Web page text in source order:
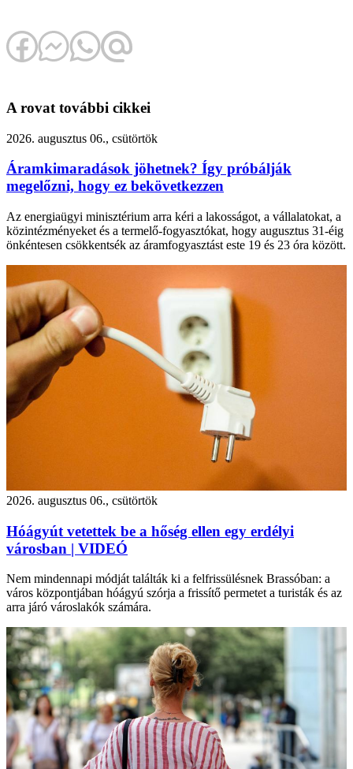
A rovat további cikkei
2026. augusztus 06., csütörtök
Áramkimaradások jöhetnek? Így próbálják
megelőzni, hogy ez bekövetkezzen
Az energiaügyi minisztérium arra kéri a lakosságot, a vállalatokat, a
közintézményeket és a termelő-fogyasztókat, hogy augusztus 31-éig
önkéntesen csökkentsék az áramfogyasztást este 19 és 23 óra között.
2026. augusztus 06., csütörtök
Hóágyút vetettek be a hőség ellen egy erdélyi
városban | VIDEÓ
Nem mindennapi módját találták ki a felfrissülésnek Brassóban: a
város központjában hóágyú szórja a frissítő permetet a turisták és az
arra járó városlakók számára.